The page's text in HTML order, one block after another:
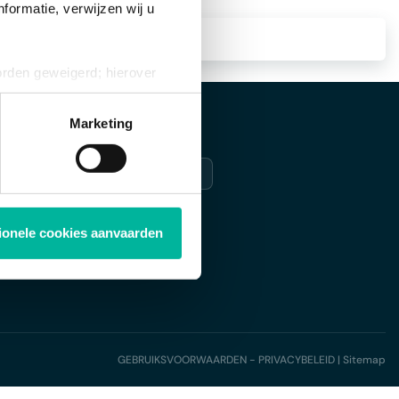
verwijzen wij u
geweigerd; hierover
op elk moment intrekken
Marketing
cookies aanvaarden
Download de app
Probeer gratis
Helpcenter
GEBRUIKSVOORWAARDEN - PRIVACYBELEID | Sitemap